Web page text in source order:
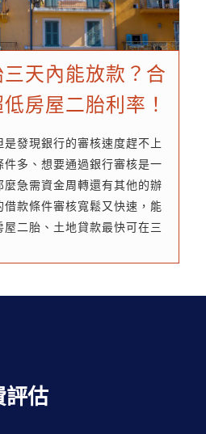
天內能放款？合
房屋二胎利率！
發現銀行的審核速度趕不上
多、想要通過銀行審核是一
急需資金周轉還有其他的辦
款條件審核寬鬆又快速，能
二胎、土地貸款最快可在三
評估